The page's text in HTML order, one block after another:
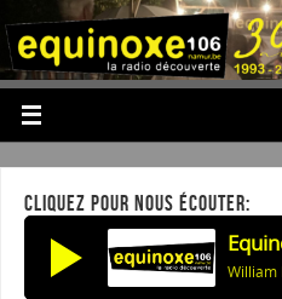
CLIQUEZ POUR NOUS ÉCOUTER:
William